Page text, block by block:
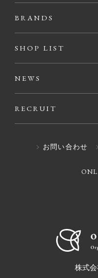
BRANDS
SHOP LIST
NEWS
RECRUIT
お問い合わせ
株式